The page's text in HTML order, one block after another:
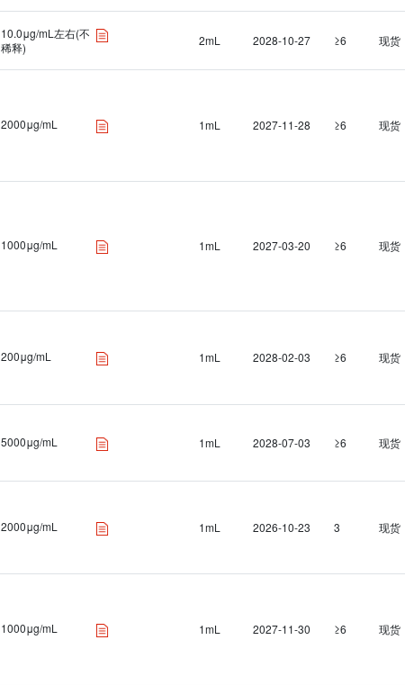
10.0μg/mL左右(不
稀释)
2mL 2028-10-27 ≥6 现货
2000μg/mL 1mL 2027-11-28 ≥6 现货
1000μg/mL 1mL 2027-03-20 ≥6 现货
200μg/mL 1mL 2028-02-03 ≥6 现货
5000μg/mL 1mL 2028-07-03 ≥6 现货
2000μg/mL 1mL 2026-10-23 3 现货
1000μg/mL 1mL 2027-11-30 ≥6 现货